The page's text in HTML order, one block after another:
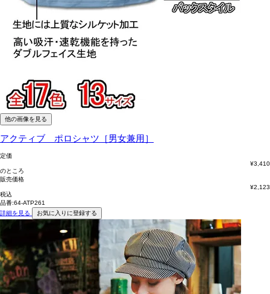
他の画像を見る
アクティブ ポロシャツ［男女兼用］
定価
¥3,410
のところ
販売価格
¥2,123
税込
品番:64-ATP261
詳細を見る
お気に入りに登録する